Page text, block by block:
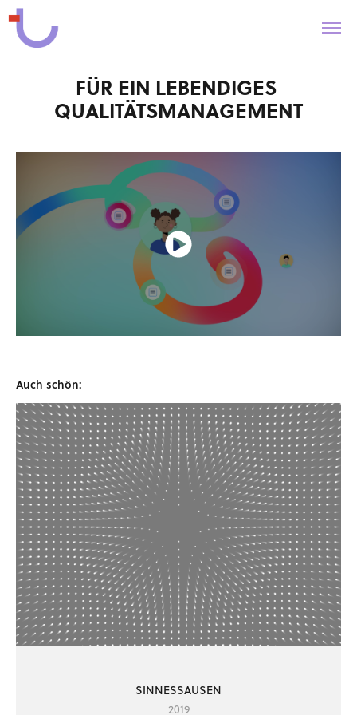
FÜR EIN LEBENDIGES
QUALITÄTSMANAGEMENT
Auch schön:
SINNESSAUSEN
2019